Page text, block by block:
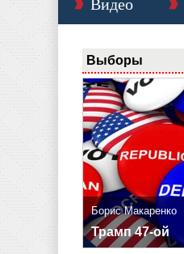
Видео
Выборы
Борис Макаренко
Трамп 47-ой